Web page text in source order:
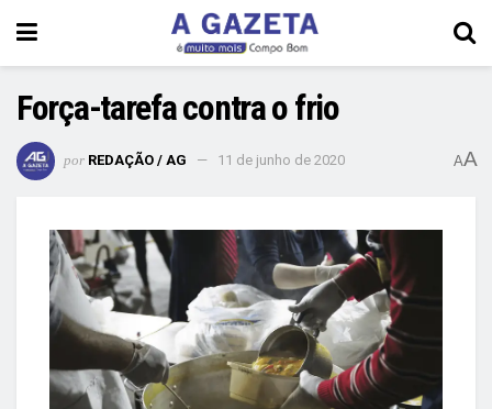
Força-tarefa contra o frio
por REDAÇÃO / AG 11 de junho de 2020 AA